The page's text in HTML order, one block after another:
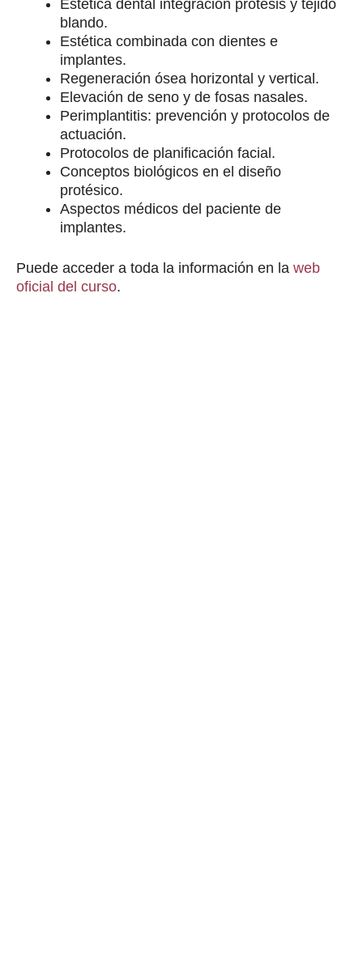
Estética dental integración prótesis y tejido
blando.
Estética combinada con dientes e
implantes.
Regeneración ósea horizontal y vertical.
Elevación de seno y de fosas nasales.
Perimplantitis: prevención y protocolos de
actuación.
Protocolos de planificación facial.
Conceptos biológicos en el diseño
protésico.
Aspectos médicos del paciente de
implantes.
Puede acceder a toda la información en la web
oficial del curso.